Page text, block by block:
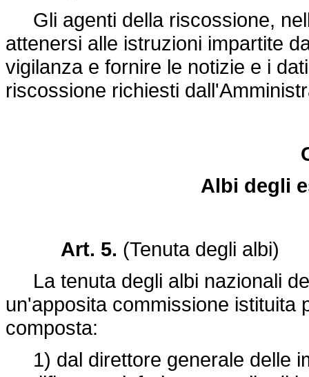
Gli agenti della riscossione,
attenersi alle istruzioni impartite
vigilanza e fornire le notizie e i
riscossione richiesti
Albi degli
Art. 5. (Tenuta degli albi)
La tenuta degli albi nazionali
un'apposita commissione istituita
composta:
1) dal direttore generale delle